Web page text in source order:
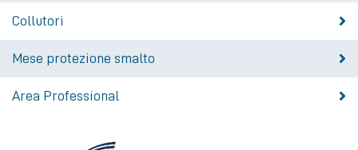
Collutori
Mese protezione smalto
Area Professional